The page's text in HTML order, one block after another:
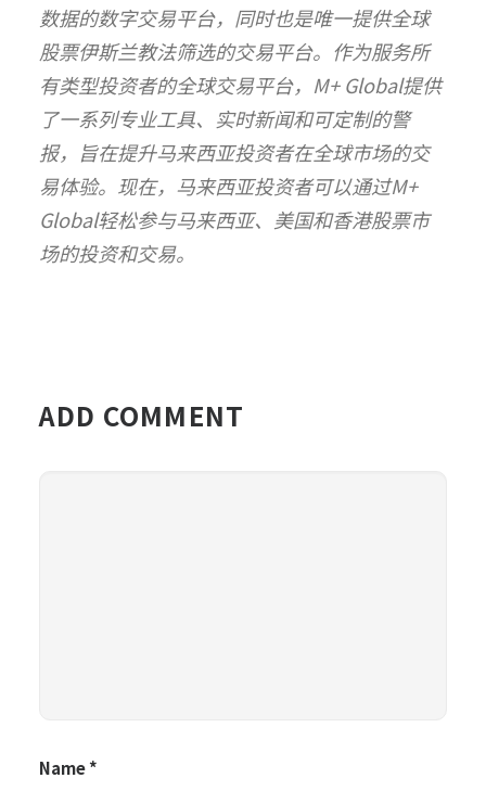
数据的数字交易平台，同时也是唯一提供全球
股票伊斯兰教法筛选的交易平台。作为服务所
有类型投资者的全球交易平台，M+ Global提供
了一系列专业工具、实时新闻和可定制的警
报，旨在提升马来西亚投资者在全球市场的交
易体验。现在，马来西亚投资者可以通过M+
Global轻松参与马来西亚、美国和香港股票市
场的投资和交易。
ADD COMMENT
Name*